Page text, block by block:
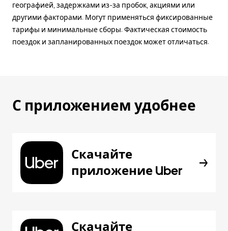
географией, задержками из-за пробок, акциями или
другими факторами. Могут применяться фиксированные
тарифы и минимальные сборы. Фактическая стоимость
поездок и запланированных поездок может отличаться.
С приложением удобнее
Скачайте
приложение Uber
Скачайте